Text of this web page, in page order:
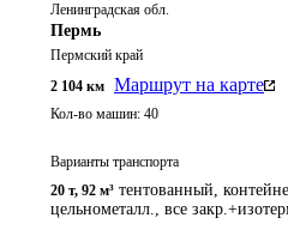
Ленинградская обл.
Пермь
Пермский край
2 104 км Маршрут на карте
Кол-во машин: 40
Варианты транспорта
20 т, 92 м³ тентованный,
цельнометалл., все